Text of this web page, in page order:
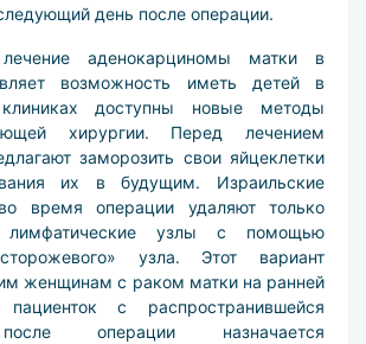
день после операции.
аденокарциномы матки в
возможность иметь детей в
доступны новые методы
хирургии. Перед лечением
заморозить свои яйцеклетки
их в будущим. Израильские
время операции удаляют только
лимфатические узлы с помощью
узла. Этот вариант
женщинам с раком матки на ранней
с распространившейся
операции назначается